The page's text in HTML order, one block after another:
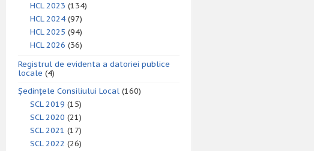
HCL 2023 (134)
HCL 2024 (97)
HCL 2025 (94)
HCL 2026 (36)
Registrul de evidenta a datoriei publice
locale (4)
Ședințele Consiliului Local (160)
SCL 2019 (15)
SCL 2020 (21)
SCL 2021 (17)
SCL 2022 (26)